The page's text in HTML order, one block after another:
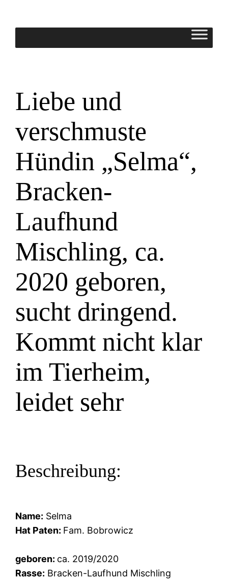
Liebe und
verschmuste
Hündin „Selma“,
Bracken-
Laufhund
Mischling, ca.
2020 geboren,
sucht dringend.
Kommt nicht klar
im Tierheim,
leidet sehr
Beschreibung:
Name: Selma
Hat Paten: Fam. Bobrowicz
geboren: ca. 2019/2020
Rasse: Bracken-Laufhund Mischling